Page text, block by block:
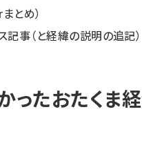
とめ）
事（と経緯の説明の追記）
ったおたくま